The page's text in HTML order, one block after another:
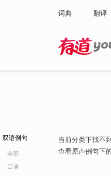
词典 翻译
双语例句
全部
口语
当前分类下找不
查看原声例句下